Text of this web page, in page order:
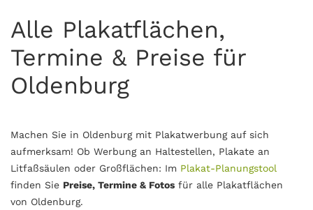
Alle Plakatflächen,
Termine & Preise für
Oldenburg
Machen Sie in Oldenburg mit Plakatwerbung auf sich
aufmerksam! Ob Werbung an Haltestellen, Plakate an
Litfaßsäulen oder Großflächen: Im Plakat-Planungstool
finden Sie Preise, Termine & Fotos für alle Plakatflächen
von Oldenburg.